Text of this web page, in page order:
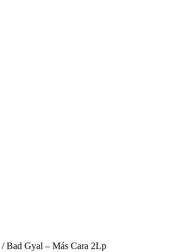
/ Bad Gyal – Más Cara 2Lp